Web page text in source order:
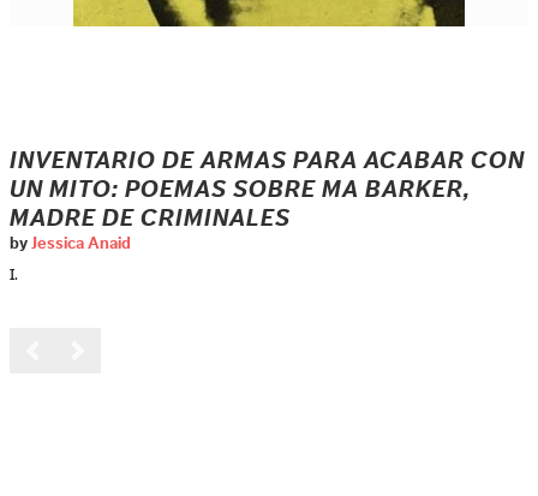
INVENTARIO DE ARMAS PARA ACABAR CON
UN MITO: POEMAS SOBRE MA BARKER,
MADRE DE CRIMINALES
by Jessica Anaid
I.